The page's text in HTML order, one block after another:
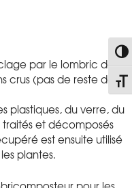
par le lombric de
crus (pas de reste de
plastiques, du verre, du
et décomposés
est ensuite utilisé
plantes.